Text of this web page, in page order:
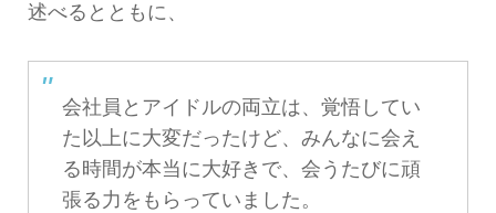
述べるとともに、
会社員とアイドルの両立は、覚悟してい
た以上に大変だったけど、みんなに会え
る時間が本当に大好きで、会うたびに頑
張る力をもらっていました。